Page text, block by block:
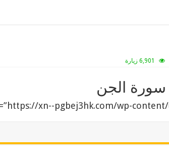
6,901 زيارة
سورة الجن